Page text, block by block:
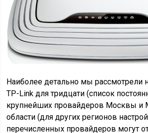
Наиболее детально мы рассмотрели
TP-Link для тридцати (список
крупнейших провайдеров Москвы и
области (для других регионов
перечисленных провайдеров могут